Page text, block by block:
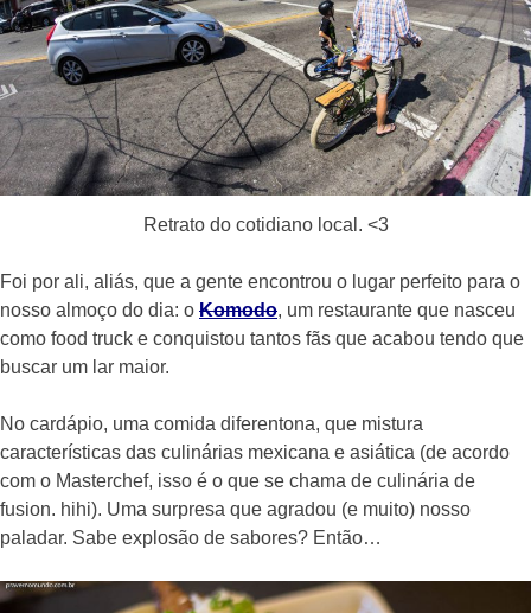
Retrato do cotidiano local. <3
Foi por ali, aliás, que a gente encontrou o lugar perfeito para o
nosso almoço do dia: o Komodo, um restaurante que nasceu
como food truck e conquistou tantos fãs que acabou tendo que
buscar um lar maior.
No cardápio, uma comida diferentona, que mistura
características das culinárias mexicana e asiática (de acordo
com o Masterchef, isso é o que se chama de culinária de
fusion. hihi). Uma surpresa que agradou (e muito) nosso
paladar. Sabe explosão de sabores? Então…